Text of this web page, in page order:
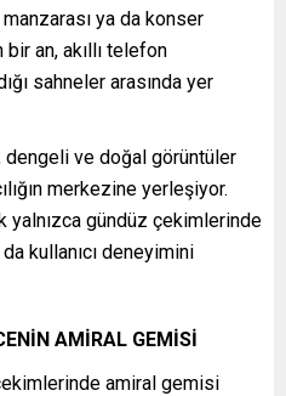
ya da konser
an, akıllı telefon
sahneler arasında yer
dengeli ve doğal görüntüler
merkezine yerleşiyor.
yalnızca gündüz çekimlerinde
kullanıcı deneyimini
AMİRAL GEMİSİ
amiral gemisi